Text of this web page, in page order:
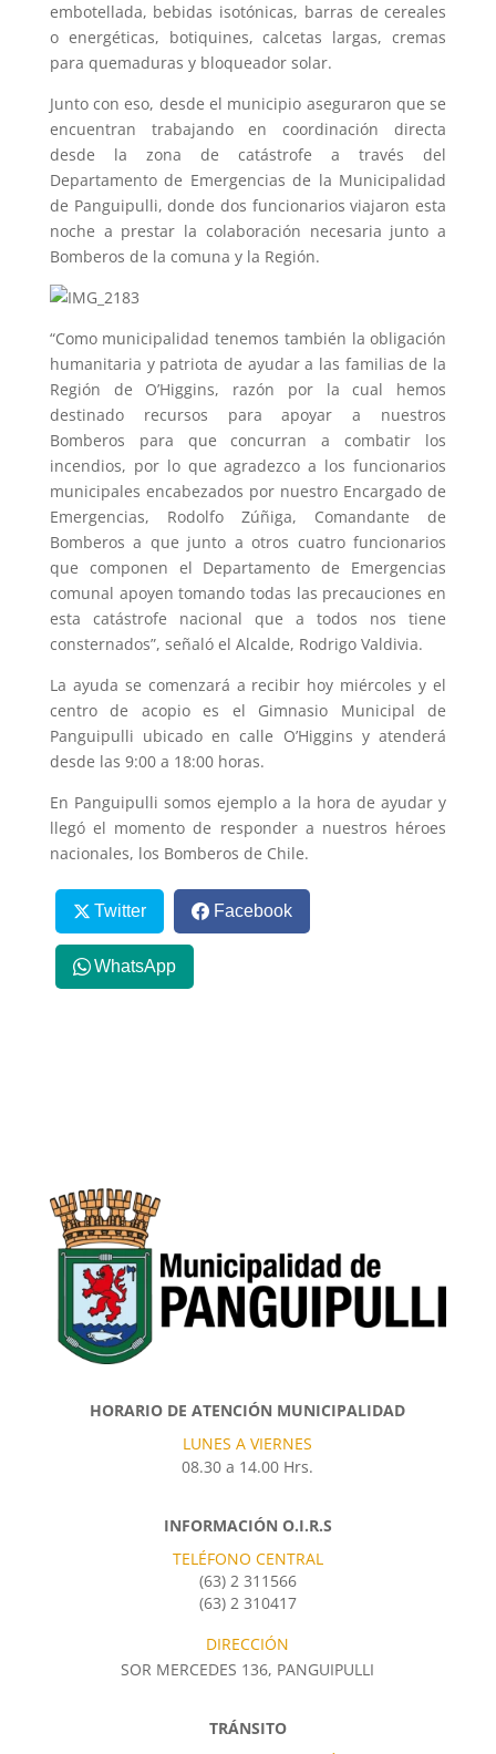
embotellada, bebidas isotónicas, barras de cereales
o energéticas, botiquines, calcetas largas, cremas
para quemaduras y bloqueador solar.
Junto con eso, desde el municipio aseguraron que se
encuentran trabajando en coordinación directa
desde la zona de catástrofe a través del
Departamento de Emergencias de la Municipalidad
de Panguipulli, donde dos funcionarios viajaron esta
noche a prestar la colaboración necesaria junto a
Bomberos de la comuna y la Región.
“Como municipalidad tenemos también la obligación
humanitaria y patriota de ayudar a las familias de la
Región de O’Higgins, razón por la cual hemos
destinado recursos para apoyar a nuestros
Bomberos para que concurran a combatir los
incendios, por lo que agradezco a los funcionarios
municipales encabezados por nuestro Encargado de
Emergencias, Rodolfo Zúñiga, Comandante de
Bomberos a que junto a otros cuatro funcionarios
que componen el Departamento de Emergencias
comunal apoyen tomando todas las precauciones en
esta catástrofe nacional que a todos nos tiene
consternados”, señaló el Alcalde, Rodrigo Valdivia.
La ayuda se comenzará a recibir hoy miércoles y el
centro de acopio es el Gimnasio Municipal de
Panguipulli ubicado en calle O’Higgins y atenderá
desde las 9:00 a 18:00 horas.
En Panguipulli somos ejemplo a la hora de ayudar y
llegó el momento de responder a nuestros héroes
nacionales, los Bomberos de Chile.
Twitter Facebook
WhatsApp
HORARIO DE ATENCIÓN MUNICIPALIDAD
LUNES A VIERNES
08.30 a 14.00 Hrs.
INFORMACIÓN O.I.R.S
TELÉFONO CENTRAL
(63) 2 311566
(63) 2 310417
DIRECCIÓN
SOR MERCEDES 136, PANGUIPULLI
TRÁNSITO